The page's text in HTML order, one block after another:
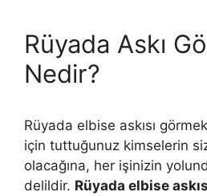
Rüyada Askı
Nedir?
Rüyada elbise askısı
için tuttuğunuz kimselerin
olacağına, her işinizin
delildir. Rüyada elbise